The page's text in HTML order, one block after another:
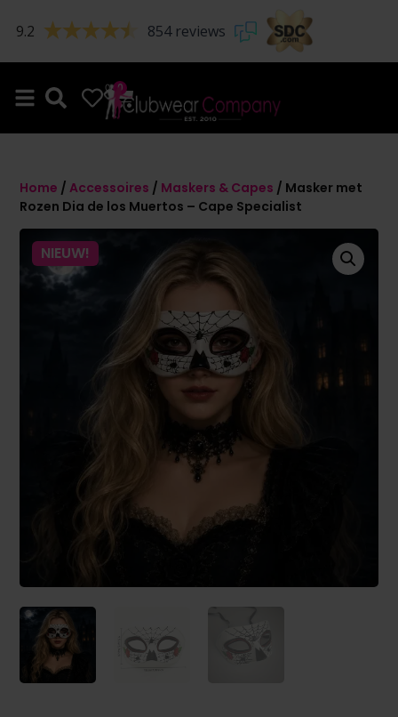
9.2 854 reviews
0 0
Home /Accessoires / Maskers & Capes / Masker met
Rozen Dia de los Muertos – Cape Specialist
NIEUW!